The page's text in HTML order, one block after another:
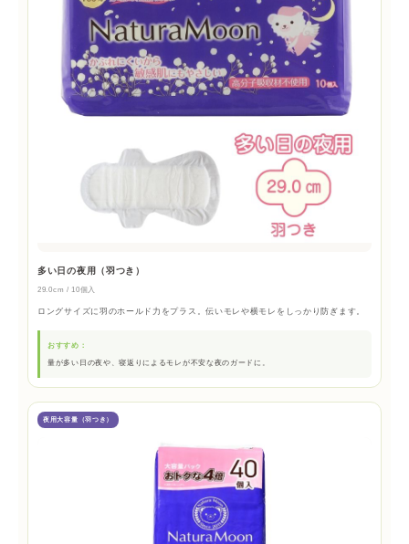
多い日の夜用（羽つき）
29.0cm / 10個入
ロングサイズに羽のホールド力をプラス。伝いモレや横モレをしっかり防ぎます。
おすすめ：
量が多い日の夜や、寝返りによるモレが不安な夜のガードに。
夜用大容量（羽つき）